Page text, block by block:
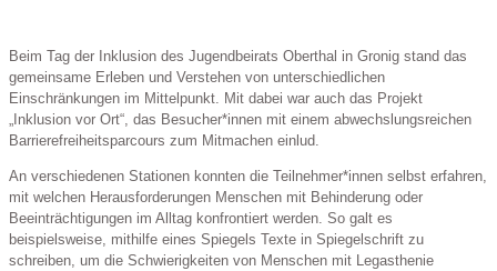
Beim Tag der Inklusion des Jugendbeirats Oberthal in Gronig stand das
gemeinsame Erleben und Verstehen von unterschiedlichen
Einschränkungen im Mittelpunkt. Mit dabei war auch das Projekt
„Inklusion vor Ort“, das Besucher*innen mit einem abwechslungsreichen
Barrierefreiheitsparcours zum Mitmachen einlud.
An verschiedenen Stationen konnten die Teilnehmer*innen selbst erfahren,
mit welchen Herausforderungen Menschen mit Behinderung oder
Beeinträchtigungen im Alltag konfrontiert werden. So galt es
beispielsweise, mithilfe eines Spiegels Texte in Spiegelschrift zu
schreiben, um die Schwierigkeiten von Menschen mit Legasthenie